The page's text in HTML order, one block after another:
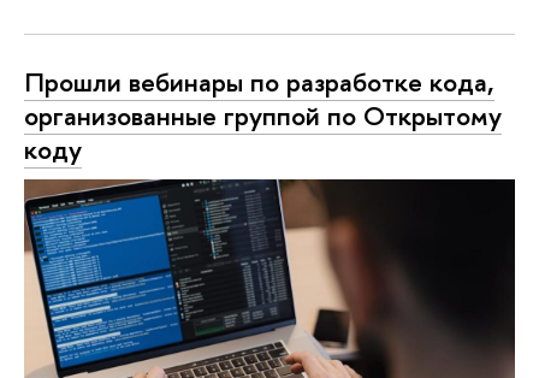
Прошли вебинары по разработке кода,
организованные группой по Открытому
коду